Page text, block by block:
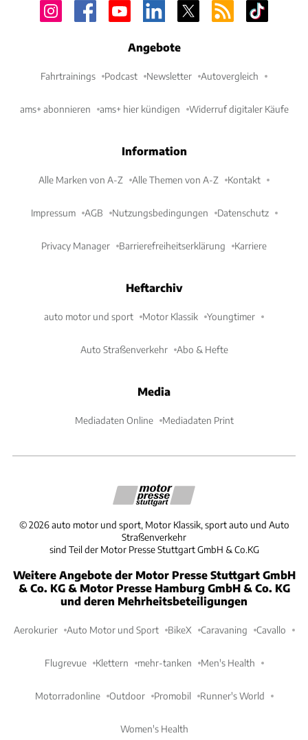
Angebote
Fahrtrainings Podcast Newsletter Autovergleich
ams+ abonnieren ams+ hier kündigen Widerruf digitaler Käufe
Information
Alle Marken von A-Z Alle Themen von A-Z Kontakt
Impressum AGB Nutzungsbedingungen Datenschutz
Privacy Manager Barrierefreiheitserklärung Karriere
Heftarchiv
auto motor und sport Motor Klassik Youngtimer
Auto Straßenverkehr Abo & Hefte
Media
Mediadaten Online Mediadaten Print
©2026 auto motor und sport, Motor Klassik, sport auto und Auto
Straßenverkehr
sind Teil der Motor Presse Stuttgart GmbH & Co.KG
Weitere Angebote der Motor Presse Stuttgart GmbH
& Co. KG & Motor Presse Hamburg GmbH & Co. KG
und deren Mehrheitsbeteiligungen
Aerokurier Auto Motor und Sport BikeX Caravaning Cavallo
Flugrevue Klettern mehr-tanken Men's Health
Motorradonline Outdoor Promobil Runner's World
Women's Health